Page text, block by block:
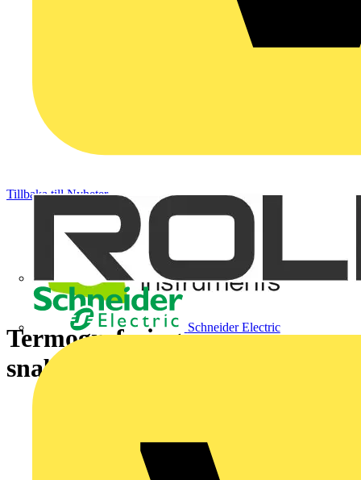
Schneider Electric
Tillbaka till Nyheter
Termografering av
snabbladdare